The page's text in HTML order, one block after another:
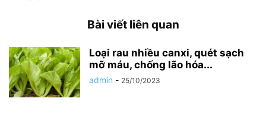
Bài viết liên quan
Loại rau nhiều canxi, quét sạch
mỡ máu, chống lão hóa...
admin - 25/10/2023